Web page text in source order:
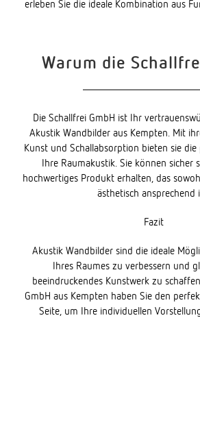
erleben Sie die ideale Kombination aus
Warum die
Die Schallfrei GmbH ist Ihr
Akustik Wandbilder aus Kempten. Mit
Kunst und Schallabsorption bieten sie
Ihre Raumakustik. Sie können sicher
hochwertiges Produkt erhalten, das
ästhetisch ansprechend
Fazit
Akustik Wandbilder sind die ideale
Ihres Raumes zu verbessern und
beeindruckendes Kunstwerk zu
GmbH aus Kempten haben Sie den
Seite, um Ihre individuellen